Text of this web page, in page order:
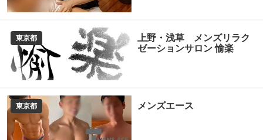
東京都
上野・浅草 メンズリラク
ゼーションサロン 愉楽
東京都 メンズエース